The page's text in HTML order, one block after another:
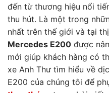
đến từ thương hiệu nổi
thu hút. Là một trong
nhất trên thế giới và tại
Mercedes E200 được
mới giúp khách hàng có
xe Anh Thư tìm hiểu về
E200 của chúng tôi để